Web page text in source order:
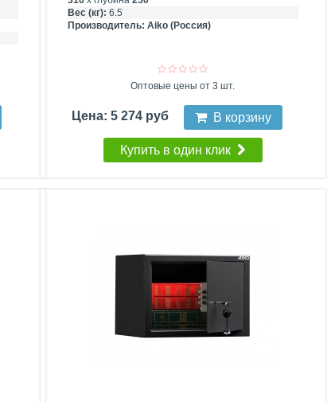
Вес (кг): 6.5
Производитель: Aiko (Россия)
Оптовые цены от 3 шт.
Цена: 5 274 руб В корзину
Купить в один клик